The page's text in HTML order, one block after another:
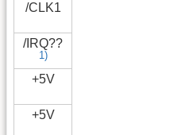
/CLK1
/IRQ??
1)
+5V
+5V